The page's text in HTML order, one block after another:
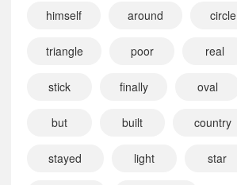
himself around circle
triangle poor real
stick finally oval
but built country
stayed light star